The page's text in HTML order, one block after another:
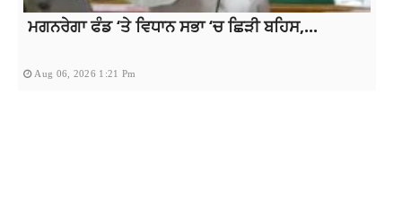
ਮਗਨਰੇਗਾ ਫੰਡ ‘ਤੇ ਵਿਧਾਨ ਸਭਾ ‘ਚ ਛਿੜੀ ਬਹਿਸ,...
Aug 06, 2026 1:21 Pm